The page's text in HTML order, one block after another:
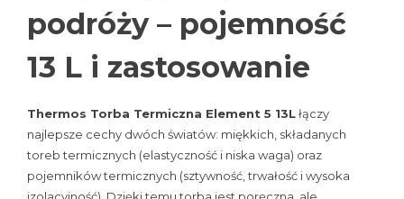
podróży – pojemność
13 L i zastosowanie
Thermos Torba Termiczna Element 5 13Lłączy
najlepsze cechy dwóch światów: miękkich, składanych
toreb termicznych (elastyczność i niska waga) oraz
pojemników termicznych (sztywność, trwałość i wysoka